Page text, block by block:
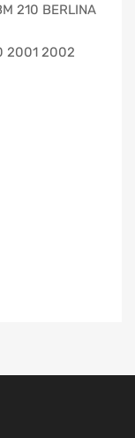
210 BERLINA
2001 2002